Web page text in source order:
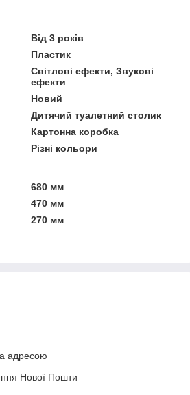
Від 3 років
Пластик
Світлові ефекти, Звукові
ефекти
Новий
Дитячий туалетний столик
Картонна коробка
Різні кольори
680 мм
470 мм
270 мм
адресою
Нової Пошти